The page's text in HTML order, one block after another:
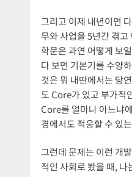
그리고 이제 내년이면
무와 사업을 5년간 겪
학문은 과연 어떻게 보
다 보면 기본기를 수양
것은 뭐 내딴에서는 당
도 Core가 있고 부가적
Core를 얼마나 아느냐
경에서도 적응할 수 있
그런데 문제는 이런 개
적인 사회로 봤을 때, 나